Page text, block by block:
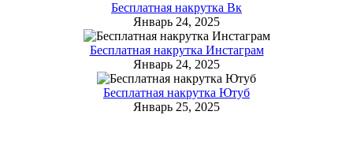
Бесплатная накрутка Вк
Январь 24, 2025
Бесплатная накрутка Инстаграм
Январь 24, 2025
Бесплатная накрутка Ютуб
Январь 25, 2025